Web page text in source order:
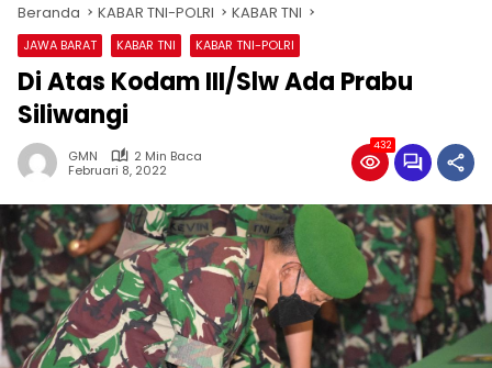
Beranda KABAR TNI-POLRI KABAR TNI
JAWA BARAT KABAR TNI KABAR TNI-POLRI
Di Atas Kodam III/Slw Ada Prabu
Siliwangi
GMN
2 Min Baca
Februari 8, 2022
432